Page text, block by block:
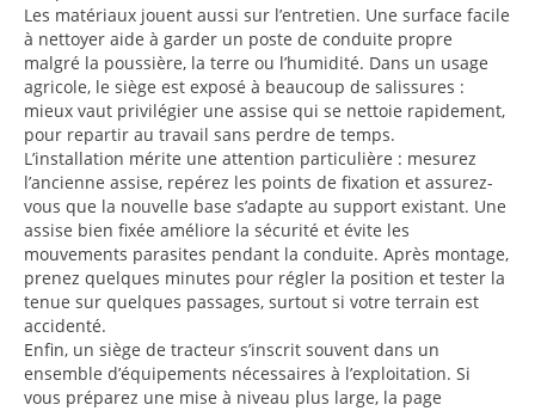
Les matériaux jouent aussi sur l’entretien. Une surface facile
à nettoyer aide à garder un poste de conduite propre
malgré la poussière, la terre ou l’humidité. Dans un usage
agricole, le siège est exposé à beaucoup de salissures :
mieux vaut privilégier une assise qui se nettoie rapidement,
pour repartir au travail sans perdre de temps.
L’installation mérite une attention particulière : mesurez
l’ancienne assise, repérez les points de fixation et assurez-
vous que la nouvelle base s’adapte au support existant. Une
assise bien fixée améliore la sécurité et évite les
mouvements parasites pendant la conduite. Après montage,
prenez quelques minutes pour régler la position et tester la
tenue sur quelques passages, surtout si votre terrain est
accidenté.
Enfin, un siège de tracteur s’inscrit souvent dans un
ensemble d’équipements nécessaires à l’exploitation. Si
vous préparez une mise à niveau plus large, la page